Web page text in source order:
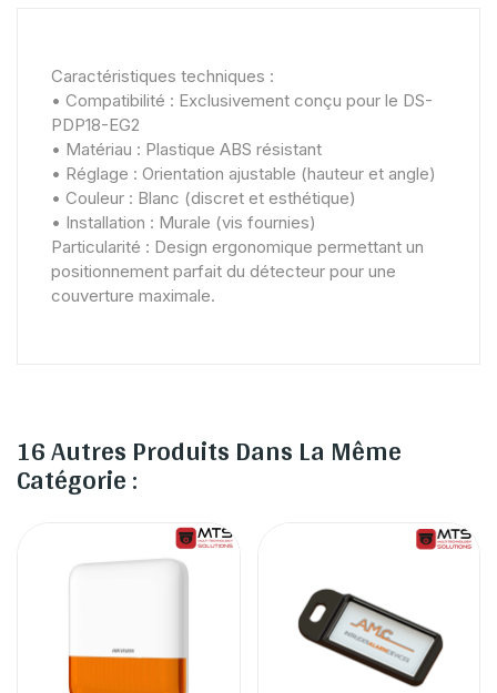
Caractéristiques techniques :
• Compatibilité : Exclusivement conçu pour le DS-
PDP18-EG2
• Matériau : Plastique ABS résistant
• Réglage : Orientation ajustable (hauteur et angle)
• Couleur : Blanc (discret et esthétique)
• Installation : Murale (vis fournies)
Particularité : Design ergonomique permettant un
positionnement parfait du détecteur pour une
couverture maximale.
16 Autres Produits Dans La Même
Catégorie :